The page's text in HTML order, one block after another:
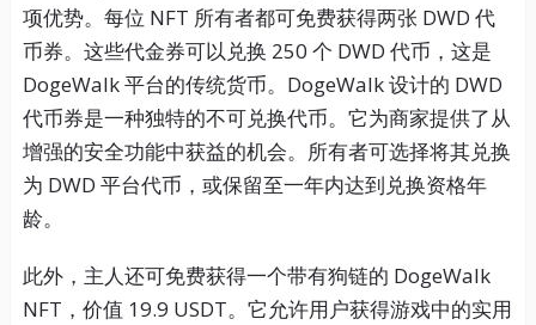
项优势。每位 NFT 所有者都可免费获得两张 DWD 代
币券。这些代金券可以兑换 250 个 DWD 代币，这是
DogeWalk 平台的传统货币。DogeWalk 设计的 DWD
代币券是一种独特的不可兑换代币。它为商家提供了从
增强的安全功能中获益的机会。所有者可选择将其兑换
为 DWD 平台代币，或保留至一年内达到兑换资格年
龄。
此外，主人还可免费获得一个带有狗链的 DogeWalk
NFT，价值 19.9 USDT。它允许用户获得游戏中的实用